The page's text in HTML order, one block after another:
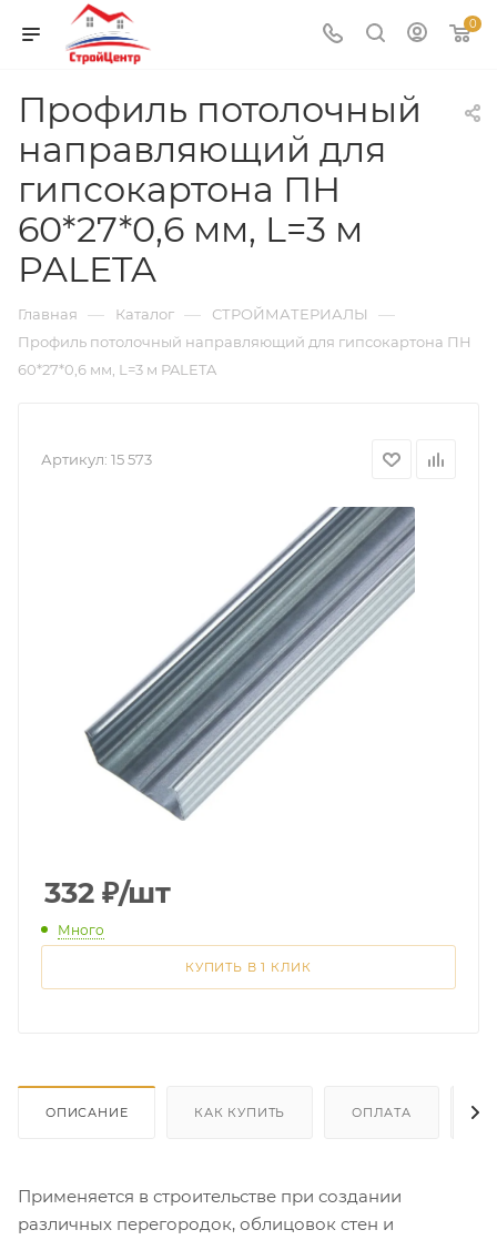
0
Профиль потолочный
направляющий для
гипсокартона ПН
60*27*0,6 мм, L=3 м
PALETA
Главная — Каталог — СТРОЙМАТЕРИАЛЫ —
Профиль потолочный направляющий для гипсокартона ПН
60*27*0,6 мм, L=3 м PALETA
Артикул: 15 573
332 ₽/шт
Много
КУПИТЬ В 1 КЛИК
ОПИСАНИЕ КАК КУПИТЬ ОПЛАТА
Применяется в строительстве при создании
различных перегородок, облицовок стен и